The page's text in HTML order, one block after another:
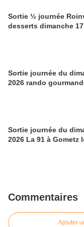
Sortie ½ journée
desserts dimanche
Sortie journée du
2026 rando
Sortie journée du
2026 La 91 à Gometz
Commentaires
Ajouter